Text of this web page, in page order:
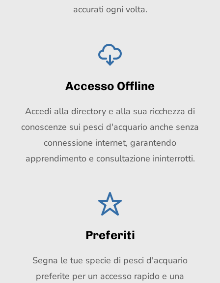
accurati ogni volta.
Accesso Offline
Accedi alla directory e alla sua ricchezza di
conoscenze sui pesci d'acquario anche senza
connessione internet, garantendo
apprendimento e consultazione ininterrotti.
Preferiti
Segna le tue specie di pesci d'acquario
preferite per un accesso rapido e una